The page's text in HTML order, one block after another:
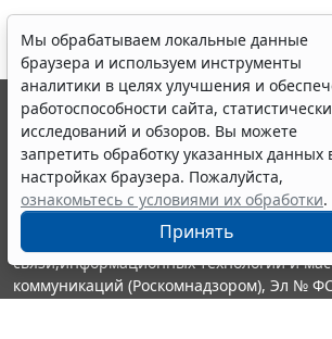
Мы обрабатываем локальные данные
браузера и используем инструменты
аналитики в целях улучшения и
работоспособности сайта,
исследований и обзоров. Вы можете
запретить обработку указанных данных
настройках браузера. Пожалуйста,
ознакомьтесь с условиями их обработки.
Принять
© ООО "НПП "ГАРАНТ-СЕРВИС", 2026.
выпускается с 1990 года. Компания
являются участниками Российской
информации ГАРАНТ.
Портал ГАРАНТ.РУ зарегистрирован в
издания Федеральной службой по
связи,информационных технологий и
коммуникаций (Роскомнадзором), Эл №